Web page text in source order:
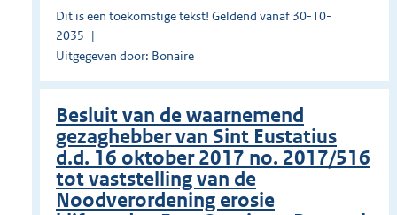
Dit is een toekomstige tekst! Geldend vanaf 30-10-
2035
Uitgegeven door: Bonaire
Besluit van de waarnemend
gezaghebber van Sint Eustatius
d.d. 16 oktober 2017 no. 2017/516
tot vaststelling van de
Noodverordening erosie